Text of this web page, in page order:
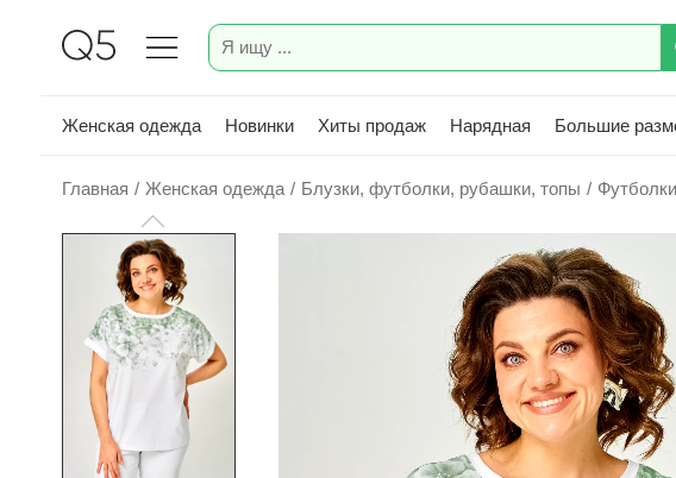
Женская одежда Новинки Хиты продаж Нарядная Большие
Главная / Женская одежда / Блузки, футболки, рубашки, топы / Футболки